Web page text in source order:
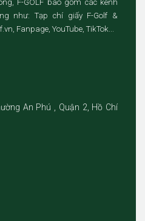
F-GOLF bao gồm các kênh
như: Tạp chí giấy F-Golf &
Fanpage, YouTube, TikTok...
An Phú , Quận 2, Hồ Chí